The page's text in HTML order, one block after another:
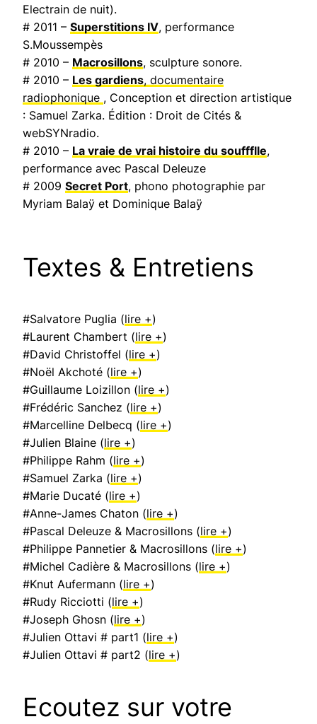
Electrain de nuit).
# 2011 – Superstitions IV, performance
S.Moussempès
# 2010 – Macrosillons, sculpture sonore.
# 2010 – Les gardiens, documentaire
radiophonique , Conception et direction artistique
: Samuel Zarka. Édition : Droit de Cités &
webSYNradio.
# 2010 – La vraie de vrai histoire du souffflle,
performance avec Pascal Deleuze
# 2009 Secret Port, phono photographie par
Myriam Balaÿ et Dominique Balaÿ
Textes & Entretiens
#Salvatore Puglia (lire +)
#Laurent Chambert (lire +)
#David Christoffel (lire +)
#Noël Akchoté (lire +)
#Guillaume Loizillon (lire +)
#Frédéric Sanchez (lire +)
#Marcelline Delbecq (lire +)
#Julien Blaine (lire +)
#Philippe Rahm (lire +)
#Samuel Zarka (lire +)
#Marie Ducaté (lire +)
#Anne-James Chaton (lire +)
#Pascal Deleuze & Macrosillons (lire +)
#Philippe Pannetier & Macrosillons (lire +)
#Michel Cadière & Macrosillons (lire +)
#Knut Aufermann (lire +)
#Rudy Ricciotti (lire +)
#Joseph Ghosn (lire +)
#Julien Ottavi # part1 (lire +)
#Julien Ottavi # part2 (lire +)
Ecoutez sur votre